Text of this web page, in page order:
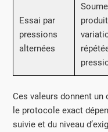
Essai par
pressions
alternées
Ces valeurs donnent un
le protocole exact
suivie et du niveau